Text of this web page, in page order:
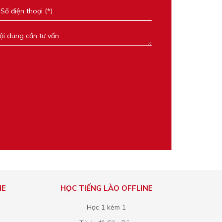
HỌC TIẾNG LÀO OFFLINE
Học 1 kèm 1